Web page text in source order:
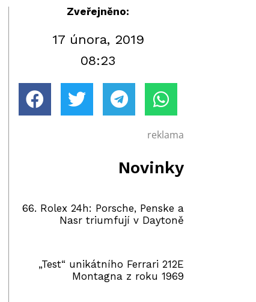
Zveřejněno:
17 února, 2019
08:23
reklama
Novinky
66. Rolex 24h: Porsche, Penske a
Nasr triumfují v Daytoně
„Test“ unikátního Ferrari 212E
Montagna z roku 1969